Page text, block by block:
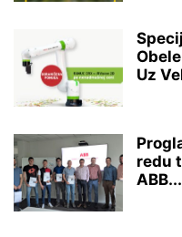
Uz
redu
ABB...